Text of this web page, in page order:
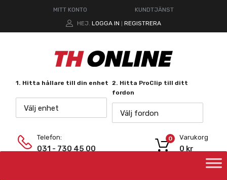
MITT KONTO
KUNDTJÄNST
HEJ. LOGGA IN REGISTRERA
1. Hitta hållare till din enhet
Välj enhet
2. Hitta ProClip till ditt
fordon
Välj fordon
Telefon:
031 - 730 45 00
Varukorg
0 kr
0